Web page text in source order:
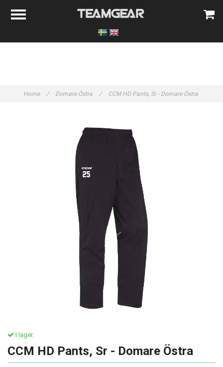
Home / Domare Östra / CCM HD Pants, Sr - Domare Östra
I lager.
CCM HD Pants, Sr - Domare Östra